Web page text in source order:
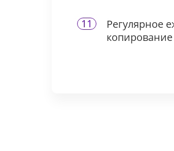
11
Регулярное